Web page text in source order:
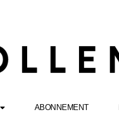
ABONNEMENT